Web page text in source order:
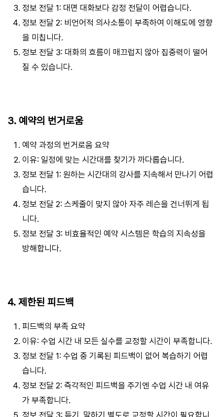
정보 전달 1: 대면 대화보다 감정 전달이 어렵습니다.
정보 전달 2: 비언어적 의사소통이 부족하여 이해도에 영향
을 미칩니다.
정보 전달 3: 대화의 흐름이 매끄럽지 않아 집중력이 떨어
질 수 있습니다.
3. 예약의 번거로움
예약 과정의 번거로움 요약
이유: 일정에 맞는 시간대를 찾기가 까다롭습니다.
정보 전달 1: 원하는 시간대의 강사를 지속해서 만나기 어렵
습니다.
정보 전달 2: 스케줄이 맞지 않아 자주 레슨을 건너뛰게 됩
니다.
정보 전달 3: 비효율적인 예약 시스템은 학습의 지속성을
방해합니다.
4. 제한된 피드백
피드백의 부족 요약
이유: 수업 시간 내 모든 실수를 교정할 시간이 부족합니다.
정보 전달 1: 수업 중 기록된 피드백이 없어 복습하기 어렵
습니다.
정보 전달 2: 즉각적인 피드백을 주기엔 수업 시간 내 여유
가 부족합니다.
정보 전달 3: 듣기, 말하기 별도로 교정할 시간이 필요합니